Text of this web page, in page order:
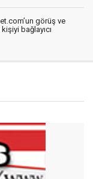
görüş ve
bağlayıcı